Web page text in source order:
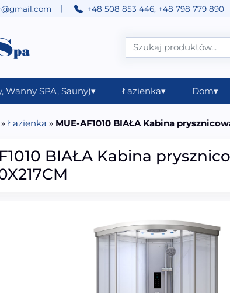
| +48 508 853 446, +48 798 779 890
Wanny SPA, Sauny)▾ Łazienka▾ Dom▾
» Łazienka » MUE-AF1010 BIAŁA Kabina
BIAŁA Kabina